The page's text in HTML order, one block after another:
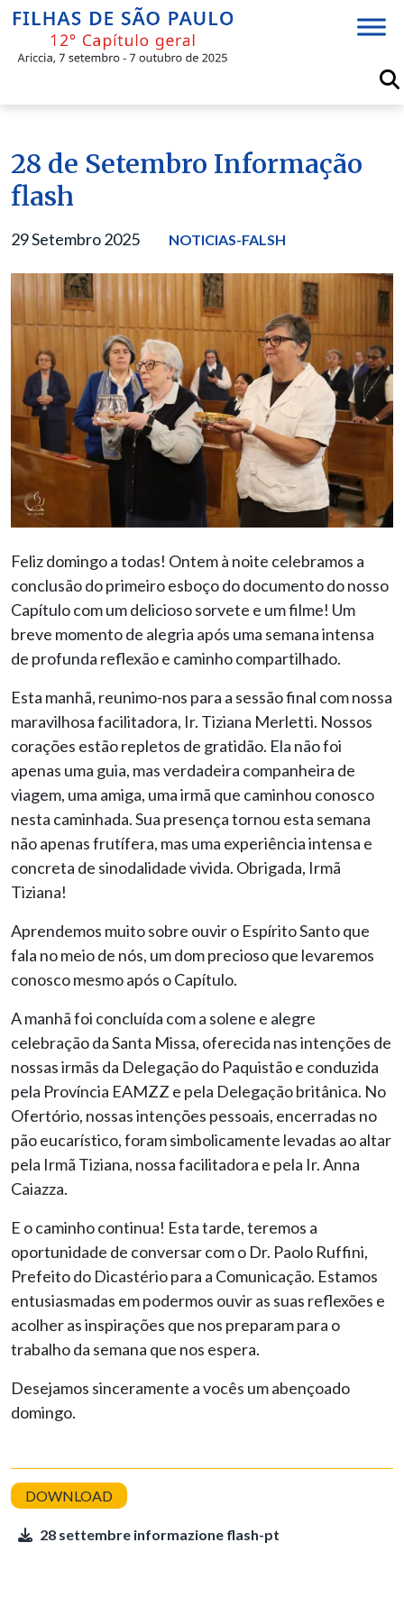
Skip
content
28 de Setembro Informação
flash
29 Setembro 2025 NOTICIAS-FALSH
Feliz domingo a todas! Ontem à noite celebramos a
conclusão do primeiro esboço do documento do nosso
Capítulo com um delicioso sorvete e um filme! Um
breve momento de alegria após uma semana intensa
de profunda reflexão e caminho compartilhado.
Esta manhã, reunimo-nos para a sessão final com nossa
maravilhosa facilitadora, Ir. Tiziana Merletti. Nossos
corações estão repletos de gratidão. Ela não foi
apenas uma guia, mas verdadeira companheira de
viagem, uma amiga, uma irmã que caminhou conosco
nesta caminhada. Sua presença tornou esta semana
não apenas frutífera, mas uma experiência intensa e
concreta de sinodalidade vivida. Obrigada, Irmã
Tiziana!
Aprendemos muito sobre ouvir o Espírito Santo que
fala no meio de nós, um dom precioso que levaremos
conosco mesmo após o Capítulo.
A manhã foi concluída com a solene e alegre
celebração da Santa Missa, oferecida nas intenções de
nossas irmãs da Delegação do Paquistão e conduzida
pela Província EAMZZ e pela Delegação britânica. No
Ofertório, nossas intenções pessoais, encerradas no
pão eucarístico, foram simbolicamente levadas ao altar
pela Irmã Tiziana, nossa facilitadora e pela Ir. Anna
Caiazza.
E o caminho continua! Esta tarde, teremos a
oportunidade de conversar com o Dr. Paolo Ruffini,
Prefeito do Dicastério para a Comunicação. Estamos
entusiasmadas em podermos ouvir as suas reflexões e
acolher as inspirações que nos preparam para o
trabalho da semana que nos espera.
Desejamos sinceramente a vocês um abençoado
domingo.
28 settembre informazione flash-pt